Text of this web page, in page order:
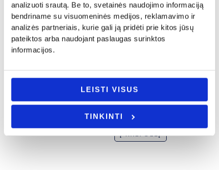
analizuoti srautą. Be to, svetainės naudojimo informaciją
bendriname su visuomeninės medijos, reklamavimo ir
analizės partneriais, kurie gali ją pridėti prie kitos jūsų
pateiktos arba naudojant paslaugas surinktos
informacijos.
LEISTI VISUS
TINKINTI
- PASIRINKITE
VARIANTĄ
- PASIRINKITE
VARIANTĄ
9.00
Į KREPŠELĮ
Pastatoma širdelė „Brangus krikšto
tėveli”
16.00 €
Į KREPŠELĮ